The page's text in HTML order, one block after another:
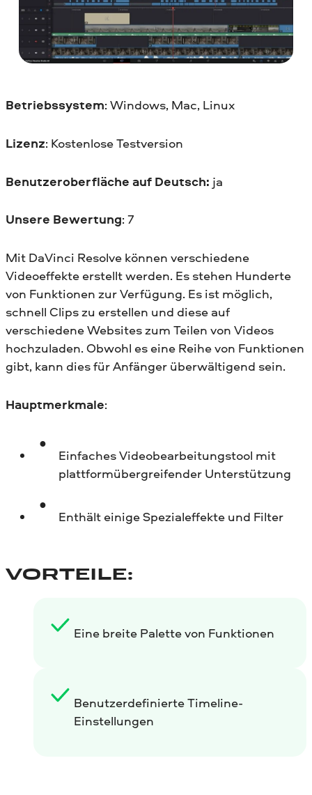
Betriebssystem: Windows, Mac, Linux
Lizenz: Kostenlose Testversion
Benutzeroberfläche auf Deutsch: ja
Unsere Bewertung: 7
Mit DaVinci Resolve können verschiedene
Videoeffekte erstellt werden. Es stehen Hunderte
von Funktionen zur Verfügung. Es ist möglich,
schnell Clips zu erstellen und diese auf
verschiedene Websites zum Teilen von Videos
hochzuladen. Obwohl es eine Reihe von Funktionen
gibt, kann dies für Anfänger überwältigend sein.
Hauptmerkmale:
Einfaches Videobearbeitungstool mit
plattformübergreifender Unterstützung
Enthält einige Spezialeffekte und Filter
VORTEILE:
Eine breite Palette von Funktionen
Benutzerdefinierte Timeline-
Einstellungen